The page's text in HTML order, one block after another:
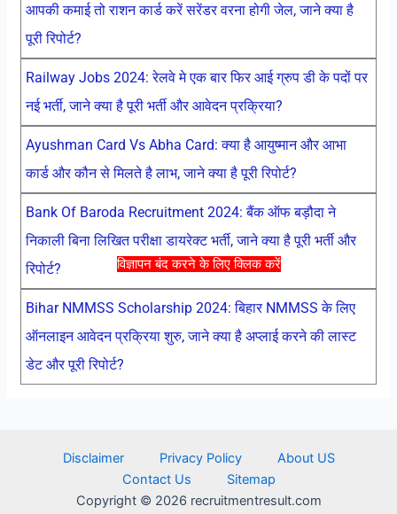
विज्ञापन बंद करने के लिए क्लिक करें
आपकी कमाई तो राशन कार्ड करें सरेंडर वरना होगी जेल, जाने क्या है
पूरी रिपोर्ट?
Railway Jobs 2024: रेलवे मे एक बार फिर आई ग्रुप डी के पदों पर
नई भर्ती, जाने क्या है पूरी भर्ती और आवेदन प्रक्रिया?
Ayushman Card Vs Abha Card: क्या है आयुष्मान और आभा
कार्ड और कौन से मिलते है लाभ, जाने क्या है पूरी रिपोर्ट?
Bank Of Baroda Recruitment 2024: बैंक ऑफ बड़ौदा ने
निकाली बिना लिखित परीक्षा डायरेक्ट भर्ती, जाने क्या है पूरी भर्ती और
रिपोर्ट?
Bihar NMMSS Scholarship 2024: बिहार NMMSS के लिए
ऑनलाइन आवेदन प्रक्रिया शुरु, जाने क्या है अप्लाई करने की लास्ट
डेट और पूरी रिपोर्ट?
Disclaimer Privacy Policy
About US
Contact Us
Sitemap
Copyright © 2026 recruitmentresult.com